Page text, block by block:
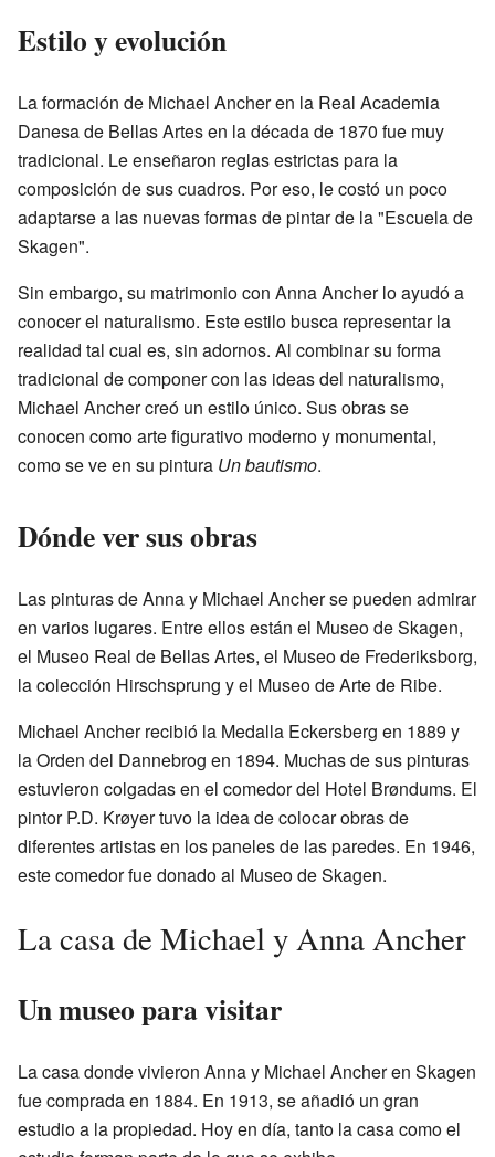
Estilo y evolución
La formación de Michael Ancher en la Real Academia
Danesa de Bellas Artes en la década de 1870 fue muy
tradicional. Le enseñaron reglas estrictas para la
composición de sus cuadros. Por eso, le costó un poco
adaptarse a las nuevas formas de pintar de la "Escuela de
Skagen".
Sin embargo, su matrimonio con Anna Ancher lo ayudó a
conocer el naturalismo. Este estilo busca representar la
realidad tal cual es, sin adornos. Al combinar su forma
tradicional de componer con las ideas del naturalismo,
Michael Ancher creó un estilo único. Sus obras se
conocen como arte figurativo moderno y monumental,
como se ve en su pintura Un bautismo.
Dónde ver sus obras
Las pinturas de Anna y Michael Ancher se pueden admirar
en varios lugares. Entre ellos están el Museo de Skagen,
el Museo Real de Bellas Artes, el Museo de Frederiksborg,
la colección Hirschsprung y el Museo de Arte de Ribe.
Michael Ancher recibió la Medalla Eckersberg en 1889 y
la Orden del Dannebrog en 1894. Muchas de sus pinturas
estuvieron colgadas en el comedor del Hotel Brøndums. El
pintor P.D. Krøyer tuvo la idea de colocar obras de
diferentes artistas en los paneles de las paredes. En 1946,
este comedor fue donado al Museo de Skagen.
La casa de Michael y Anna Ancher
Un museo para visitar
La casa donde vivieron Anna y Michael Ancher en Skagen
fue comprada en 1884. En 1913, se añadió un gran
estudio a la propiedad. Hoy en día, tanto la casa como el